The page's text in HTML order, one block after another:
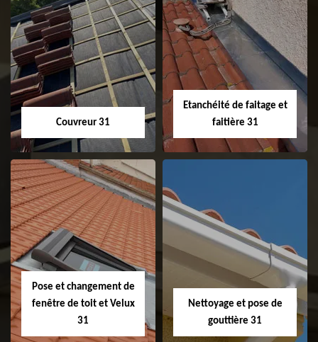
Couvreur 31
Couvreur 31
Etanchéité de faitage et
faitière 31
Etanchéité de
faitage et faitière
31
Pose et changement de
fenêtre de toit et Velux
31
Nettoyage et pose de
gouttière 31